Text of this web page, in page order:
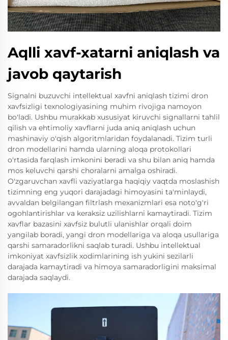
Aqlli xavf-xatarni aniqlash va
javob qaytarish
Signalni buzuvchi intellektual xavfni aniqlash tizimi dron
xavfsizligi texnologiyasining muhim rivojiga namoyon
bo'ladi. Ushbu murakkab xususiyat kiruvchi signallarni tahlil
qilish va ehtimoliy xavflarni juda aniq aniqlash uchun
mashinaviy o'qish algoritmlaridan foydalanadi. Tizim turli
dron modellarini hamda ularning aloqa protokollari
o'rtasida farqlash imkonini beradi va shu bilan aniq hamda
mos keluvchi qarshi choralarni amalga oshiradi.
O'zgaruvchan xavfli vaziyatlarga haqiqiy vaqtda moslashish
tizimning eng yuqori darajadagi himoyasini ta'minlaydi,
avvaldan belgilangan filtrlash mexanizmlari esa noto'g'ri
ogohlantirishlar va keraksiz uzilishlarni kamaytiradi. Tizim
xavflar bazasini xavfsiz bulutli ulanishlar orqali doim
yangilab boradi, yangi dron modellariga va aloqa usullariga
qarshi samaradorlikni saqlab turadi. Ushbu intellektual
imkoniyat xavfsizlik xodimlarining ish yukini sezilarli
darajada kamaytiradi va himoya samaradorligini maksimal
darajada saqlaydi.